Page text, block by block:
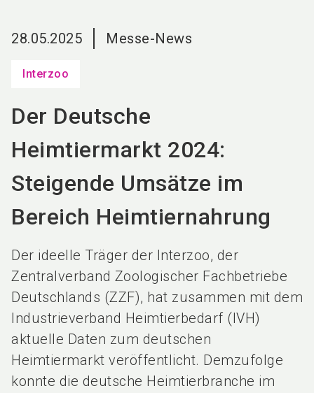
28.05.2025 Messe-News
Interzoo
Der Deutsche
Heimtiermarkt 2024:
Steigende Umsätze im
Bereich Heimtiernahrung
Der ideelle Träger der Interzoo, der
Zentralverband Zoologischer Fachbetriebe
Deutschlands (ZZF), hat zusammen mit dem
Industrieverband Heimtierbedarf (IVH)
aktuelle Daten zum deutschen
Heimtiermarkt veröffentlicht. Demzufolge
konnte die deutsche Heimtierbranche im